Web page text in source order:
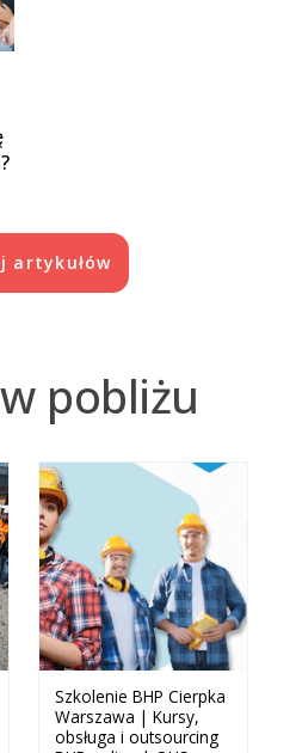
artykułów
pobliżu
Szkolenie BHP Cierpka
Warszawa | Kursy,
obsługa i outsourcing